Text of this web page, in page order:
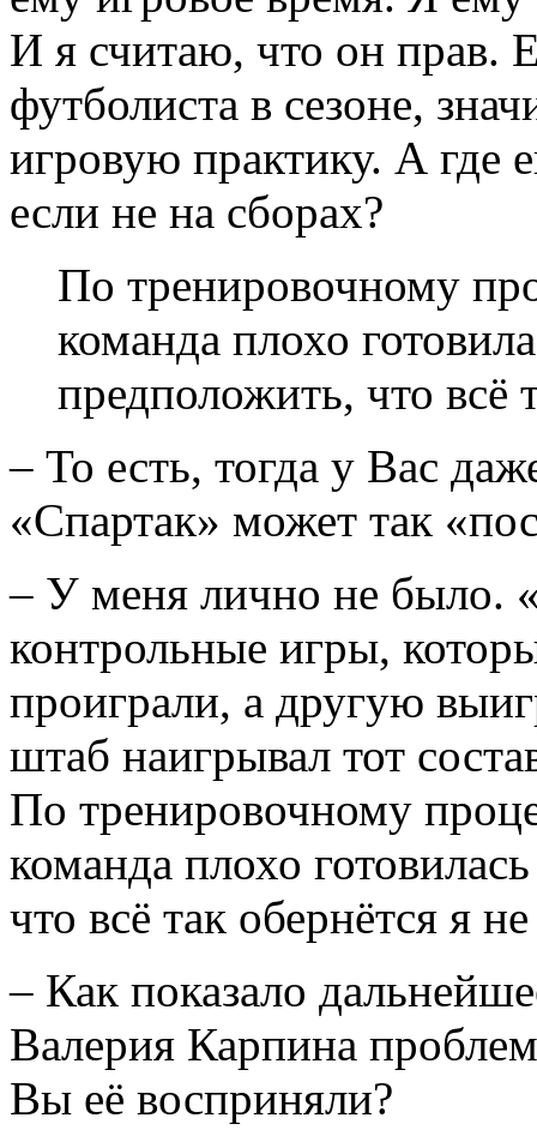
И я считаю, что он прав.
футболиста в сезоне,
игровую практику. А где
если не на сборах?
По тренировочному
команда плохо
предположить, что всё
– То есть, тогда у Вас
«Спартак» может так
– У меня лично не было.
контрольные игры,
проиграли, а другую
штаб наигрывал тот
По тренировочному
команда плохо
что всё так обернётся я
– Как показало
Валерия Карпина
Вы её восприняли?